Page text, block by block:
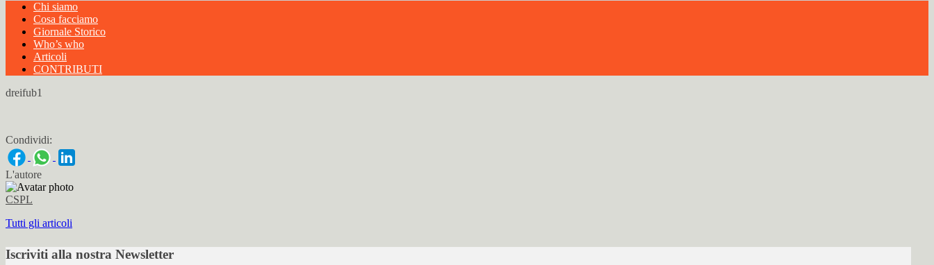
Chi siamo
Cosa facciamo
Giornale Storico
Who’s who
Articoli
CONTRIBUTI
dreifub1
Condividi:
L'autore
CSPL
Tutti gli articoli
Iscriviti alla nostra Newsletter